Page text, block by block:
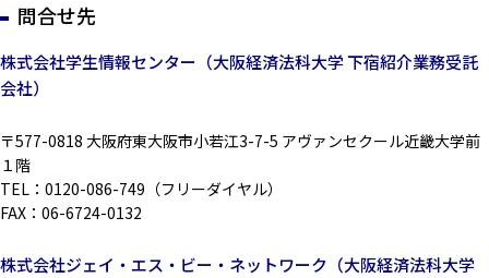
問合せ先
株式会社学生情報センター（大阪経済法科大学 下宿紹介業務受託
会社）
〒577-0818 大阪府東大阪市小若江3-7-5 アヴァンセクール近畿大学前
１階
TEL：0120-086-749（フリーダイヤル）
FAX：06-6724-0132
株式会社ジェイ・エス・ビー・ネットワーク（大阪経済法科大学